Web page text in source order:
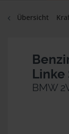
Übersicht
Linke
BMW